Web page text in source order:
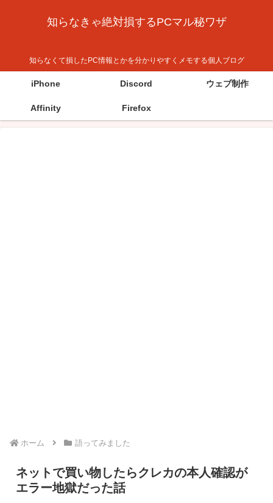
知らなきゃ絶対損するPCマル秘ワザ
知らなくて損したPC情報とかを分かりやすくメモする個人ブログ
iPhone Discord ウェブ制作
Affinity Firefox
ホーム 語ってみました
ネットで買い物したらクレカの本人確認が
エラー地獄だった話